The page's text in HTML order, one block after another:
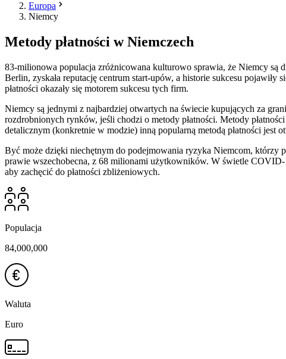
Europa
Niemcy
Metody płatności w Niemczech
83-milionowa populacja zróżnicowana kulturowo sprawia, że Niemcy są
Berlin, zyskała reputację centrum start-upów, a historie sukcesu
płatności okazały się motorem sukcesu tych firm.
Niemcy są jednymi z najbardziej otwartych na świecie kupujących za
rozdrobnionych rynków, jeśli chodzi o metody płatności. Metody
detalicznym (konkretnie w modzie) inną popularną metodą płatności jest
Być może dzięki niechętnym do podejmowania ryzyka Niemcom, którzy
prawie wszechobecna, z 68 milionami użytkowników. W świetle COVID-
aby zachęcić do płatności zbliżeniowych.
Populacja
84,000,000
Waluta
Euro